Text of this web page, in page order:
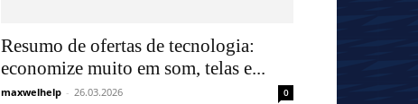
Resumo de ofertas de tecnologia:
economize muito em som, telas e...
maxwelhelp - 26.03.2026 0